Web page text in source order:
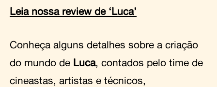
Leia nossa review de ‘Luca’
Conheça alguns detalhes sobre a criação
do mundo de Luca, contados pelo time de
cineastas, artistas e técnicos,